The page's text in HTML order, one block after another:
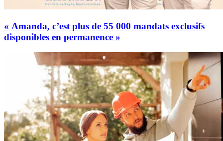
« Amanda, c’est plus de 55 000 mandats exclusifs
disponibles en permanence »